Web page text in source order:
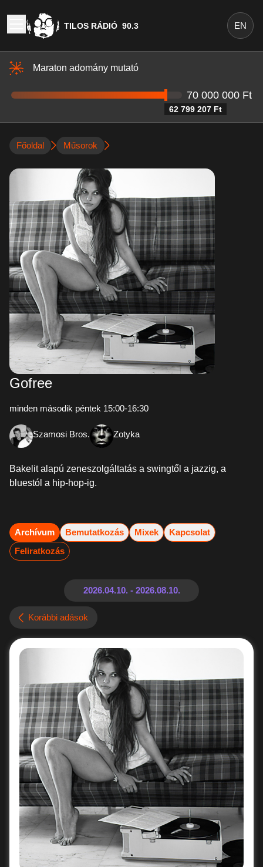
TILOS RÁDIÓ 90.3 EN
Maraton adomány mutató
62 799 207 Ft
70 000 000 Ft
Főoldal Műsorok
Gofree
minden második péntek 15:00-16:30
Szamosi Bros. Zotyka
Bakelit alapú zeneszolgáltatás a swingtől a jazzig, a
bluestól a hip-hop-ig.
Archívum Bemutatkozás Mixek
Kapcsolat
Feliratkozás
Korábbi adások